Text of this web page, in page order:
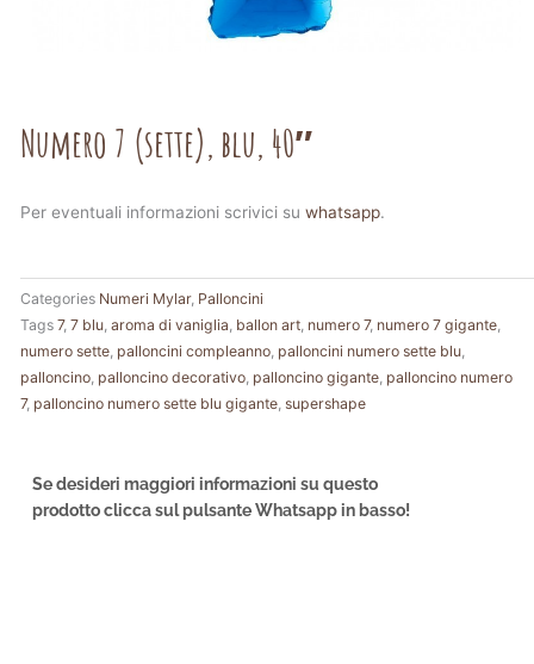
Numero 7 (sette), blu, 40″
Per eventuali informazioni scrivici su whatsapp.
Categories Numeri Mylar, Palloncini
Tags 7, 7 blu aroma di vaniglia ballon art numero 7, numero 7 gigante
numero sette palloncini compleanno palloncini numero sette blu
palloncino palloncino decorativo palloncino gigante palloncino numero
7, palloncino numero sette blu gigante supershape
Se desideri maggiori informazioni su questo
prodotto clicca sul pulsante Whatsapp in basso!